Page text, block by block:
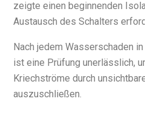
zeigte einen beginnenden
Austausch des Schalters
Nach jedem Wasserschaden
ist eine Prüfung unerlässlich,
Kriechströme durch
auszuschließen.